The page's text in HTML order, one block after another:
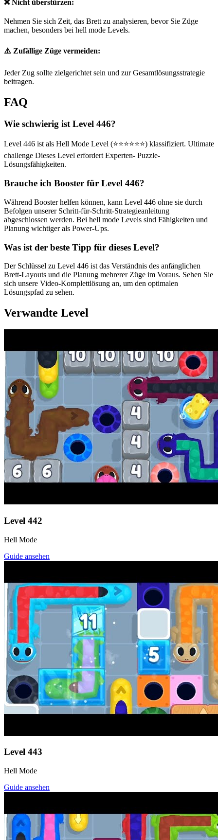
❌ Nicht überstürzen:
Nehmen Sie sich Zeit, das Brett zu analysieren, bevor Sie Züge
machen, besonders bei hell mode Levels.
⚠️ Zufällige Züge vermeiden:
Jeder Zug sollte zielgerichtet sein und zur Gesamtlösungsstrategie
beitragen.
FAQ
Wie schwierig ist Level 446?
Level 446 ist als Hell Mode Level (⭐⭐⭐⭐⭐⭐) klassifiziert. Ultimate
challenge Dieses Level erfordert Experten- Puzzle-
Lösungsfähigkeiten.
Brauche ich Booster für Level 446?
Während Booster helfen können, kann Level 446 ohne sie durch
Befolgen unserer Schritt-für-Schritt-Strategieanleitung
abgeschlossen werden. Bei hell mode Levels sind Fähigkeiten und
Planung wichtiger als Power-Ups.
Was ist der beste Tipp für dieses Level?
Der Schlüssel zu Level 446 ist das Verständnis des anfänglichen
Brett-Layouts und die Planung mehrerer Züge im Voraus. Sehen Sie
sich unsere Video-Komplettlösung an, um den optimalen
Lösungspfad zu sehen.
Verwandte Level
Level 442
Hell Mode
Guide ansehen
Level 443
Hell Mode
Guide ansehen